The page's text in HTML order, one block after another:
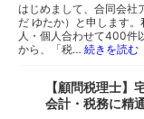
はじめまして、合同会社
だ ゆたか）と申します
人・個人合わせて400件
から、「税… 続きを読む
【顧問税理士】
会計・税務に精